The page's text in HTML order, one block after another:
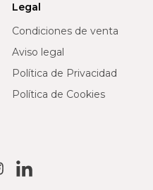
Legal
Condiciones de venta
Aviso legal
Política de Privacidad
Política de Cookies